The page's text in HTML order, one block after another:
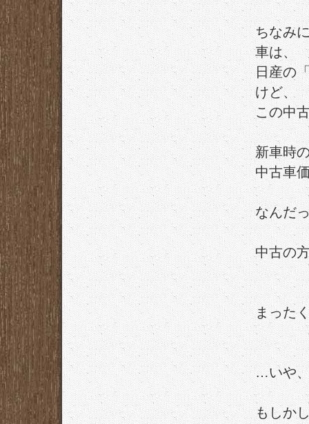
ちなみ
車は、
日産の
けど、
この中
新車時
中古
なんだ
中古の
まった
…いや
もしか